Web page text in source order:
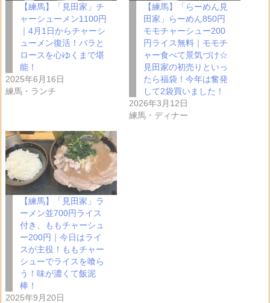
【練馬】「見田家」チ
ャーシューメン1100円
｜4月1日からチャーシ
ューメン復活！バラと
ロースを心ゆくまで堪
能！
2025年6月16日
練馬・ランチ
【練馬】「らーめん見
田家」らーめん850円
モモチャーシュー200
円ライス無料｜モモチ
ャー食べて景気づけ☆
見田家の初売りといっ
たら福袋！今年は奮発
して2袋買いました！
2026年3月12日
練馬・ディナー
【練馬】「見田家」ラ
ーメン並700円ライス
付き、ももチャーシュ
ー200円｜今日はライ
スが主役！ももチャー
シューでライスを喰ら
う！味が濃くて飯泥
棒！
2025年9月20日